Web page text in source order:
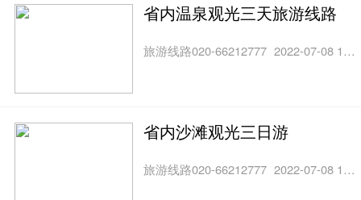
省内温泉观光三天旅游线路
旅游线路020-66212777 2022-07-08 10:33
省内沙滩观光三日游
旅游线路020-66212777 2022-07-08 10:24